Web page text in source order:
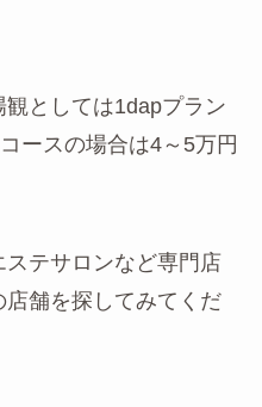
としては1dapプラン
ースの場合は4～5万円
テサロンなど専門店
舗を探してみてくだ